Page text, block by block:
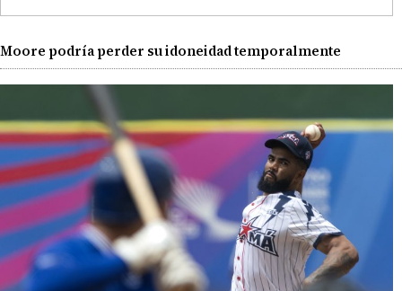
Moore podría perder su idoneidad temporalmente